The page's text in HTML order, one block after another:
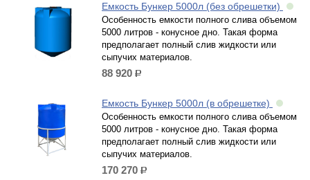
Емкость Бункер 5000л (без обрешетки)
Особенность емкости полного слива объемом
5000 литров - конусное дно. Такая форма
предполагает полный слив жидкости или
сыпучих материалов.
88 920 р.
Емкость Бункер 5000л (в обрешетке)
Особенность емкости полного слива объемом
5000 литров - конусное дно. Такая форма
предполагает полный слив жидкости или
сыпучих материалов.
170 270 р.